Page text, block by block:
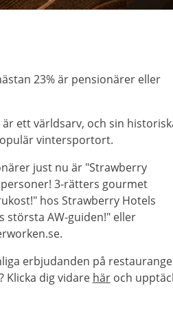
23% är pensionärer eller
ett världsarv, och sin
vintersportort.
just nu är "Strawberry
3-rätters gourmet
hos Strawberry Hotels
största AW-guiden!" eller
erbjudanden på
Klicka dig vidare häroch